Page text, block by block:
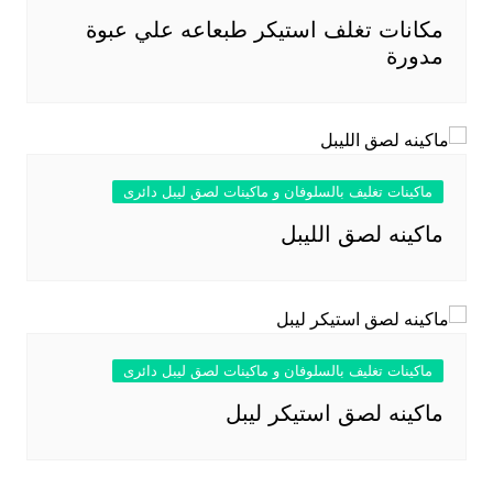
مكانات تغلف استيكر طبعاعه علي عبوة
مدورة
ماكينات تغليف بالسلوفان و ماكينات لصق ليبل دائرى
ماكينه لصق الليبل
ماكينات تغليف بالسلوفان و ماكينات لصق ليبل دائرى
ماكينه لصق استيكر ليبل